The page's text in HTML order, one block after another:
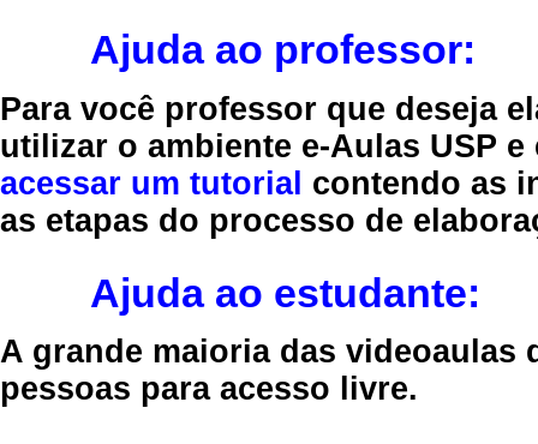
Ajuda ao professor:
Para você professor que deseja
utilizar o ambiente e-Aulas USP
acessar um tutorial contendo as
as etapas do processo de
Ajuda ao estudante:
A grande maioria das videoaulas
pessoas para acesso livre.